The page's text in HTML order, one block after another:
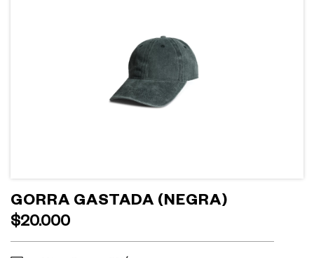
GORRA GASTADA (NEGRA)
$20.000